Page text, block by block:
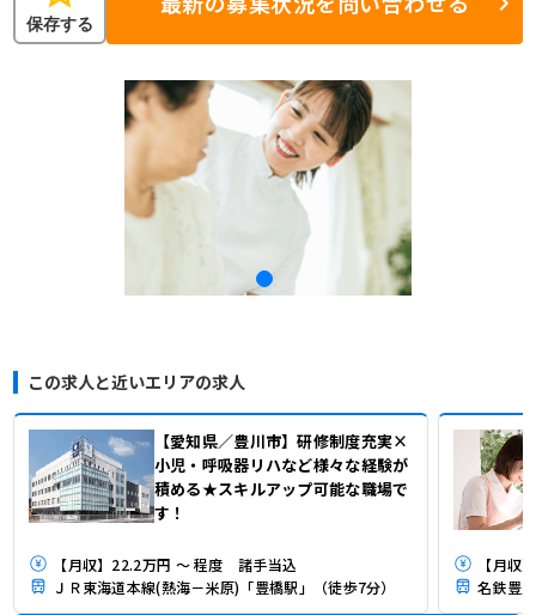
保存する
この求人と近いエリアの求人
【愛知県／豊川市】研修制度充実×
小児・呼吸器リハなど様々な経験が
積める★スキルアップ可能な職場で
す！
【月収】22.2万円 ～ 程度 諸手当込
ＪＲ東海道本線(熱海－米原)「豊橋駅」（徒歩7分）
【月収
名鉄豊